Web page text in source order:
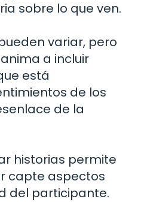
sobre lo que ven.
variar, pero
a incluir
está
de los
de la
historias permite
capte aspectos
del participante.